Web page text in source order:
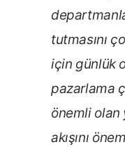
tutmasını
için günlük
pazarlama
önemli olan
akışını